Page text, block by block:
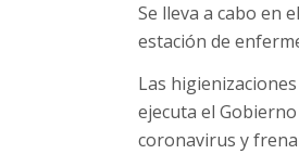
Se lleva a cabo en
estación de
Las
ejecuta el
coronavirus y